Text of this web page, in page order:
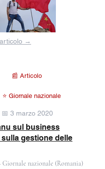
→
📰 Articolo
⭐ Giornale nazionale
📅 3 marzo 2020
sul business
gestione delle
nazionale (Romania)